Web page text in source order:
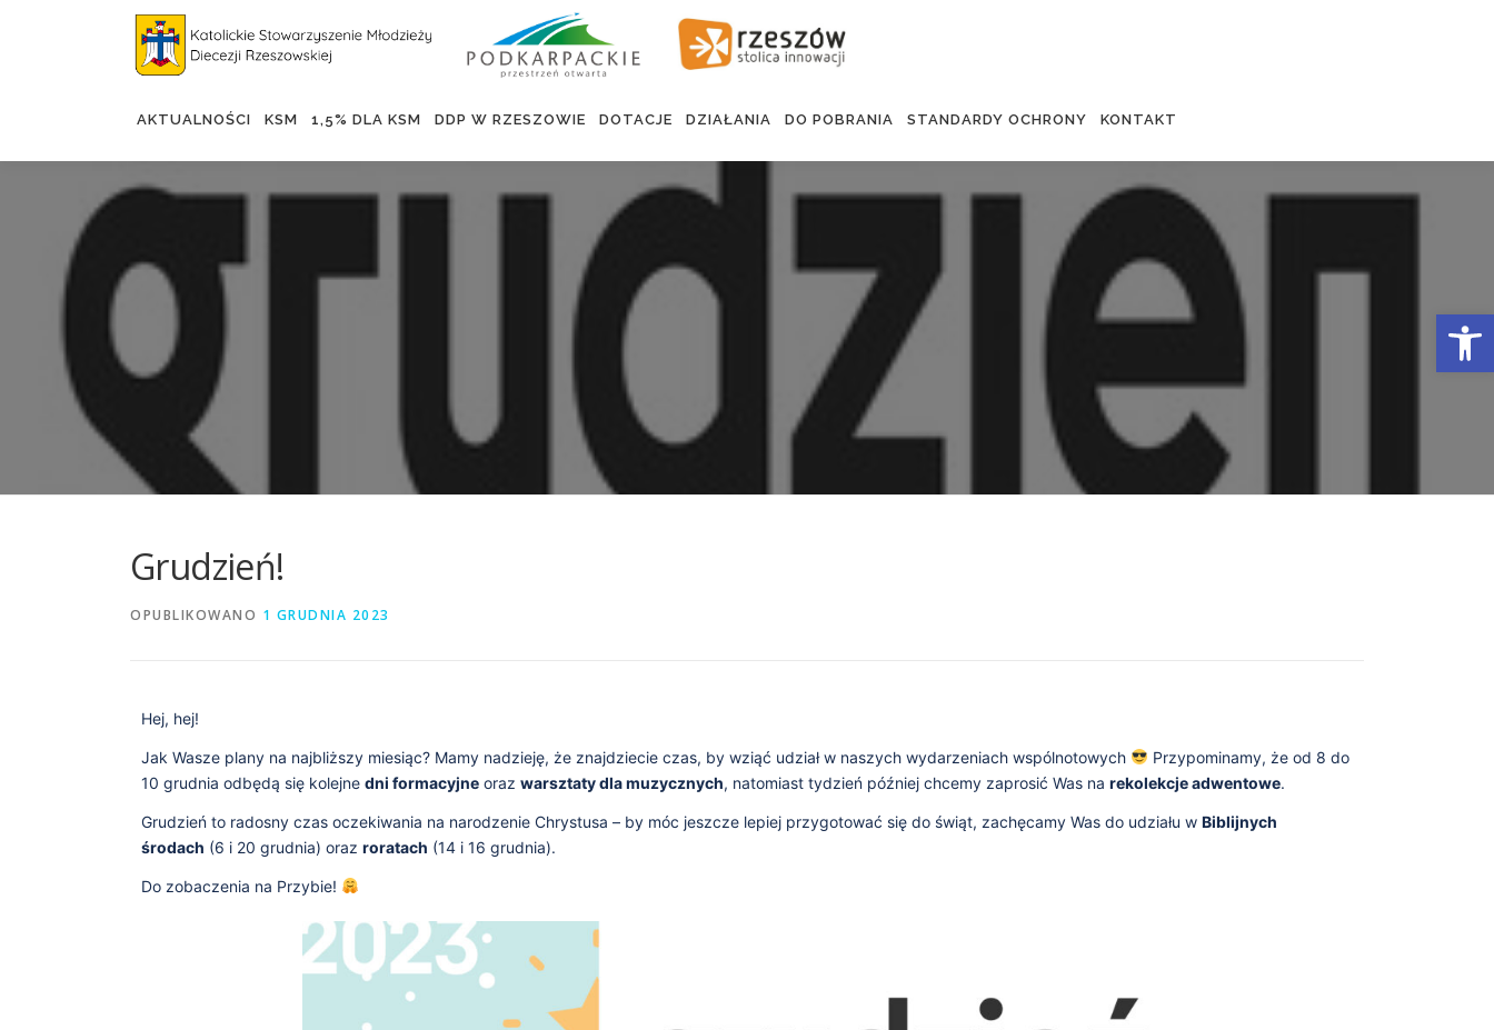
AKTUALNOŚCI KSM 1,5% DLA KSM DDP W RZESZOWIE DOTACJE DZIAŁANIA DO POBRANIA STANDARDY OCHRONY KONTAKT
Grudzień!
OPUBLIKOWANO 1 GRUDNIA 2023
Hej, hej!
Jak Wasze plany na najbliższy miesiąc? Mamy nadzieję, że znajdziecie czas, by wziąć udział w naszych wydarzeniach wspólnotowych
Przypominamy, że od 8 do
10 grudnia odbędą się kolejne dni formacyjne oraz warsztaty dla muzycznych, natomiast tydzień później chcemy zaprosić Was na rekolekcje adwentowe.
Grudzień to radosny czas oczekiwania na narodzenie Chrystusa – by móc jeszcze lepiej przygotować się do świąt, zachęcamy Was do udziału w Biblijnych
środach (6 i 20 grudnia) oraz roratach (14 i 16 grudnia).
Do zobaczenia na Przybie!